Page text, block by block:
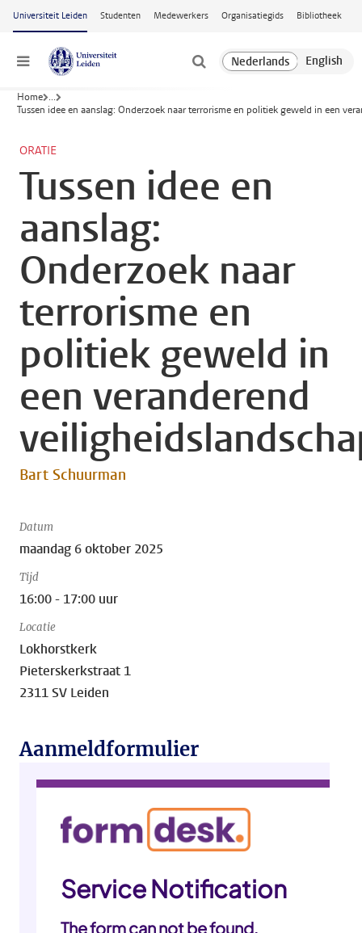
Ga naar hoofdinhoud
Universiteit Leiden Studenten Medewerkers Organisatiegids Bibliotheek
Menu
Home ...
Tussen idee en aanslag: Onderzoek naar terrorisme en politiek geweld in een
ORATIE
Tussen idee en
aanslag:
Onderzoek naar
terrorisme en
politiek geweld in
een veranderend
Bart Schuurman
Datum
maandag 6 oktober 2025
Tijd
16:00 - 17:00 uur
Locatie
Lokhorstkerk
Pieterskerkstraat 1
2311 SV Leiden
Aanmeldformulier